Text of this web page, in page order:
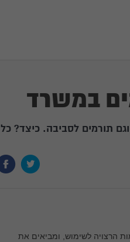
במשרד
תורמים לסביבה. כיצד? כל
שנה נצרכים 170 מיליון מ"ק מעל הכמות הרצויה לשימוש, ומביאים את